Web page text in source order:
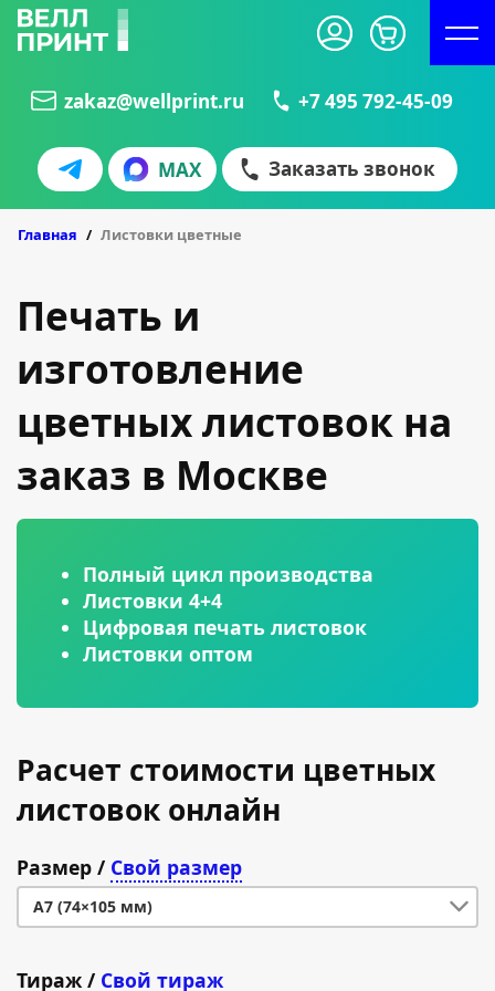
zakaz@wellprint.ru +7 495 792-45-09
MAX Заказать звонок
Главная Листовки цветные
Печать и
изготовление
цветных листовок на
заказ в Москве
Полный цикл производства
Листовки 4+4
Цифровая печать листовок
Листовки оптом
Расчет стоимости цветных
листовок онлайн
Размер / Свой размер
А7 (74×105 мм)
Тираж / Свой тираж